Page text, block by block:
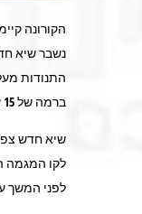
הקורונה
נשבר שיא
התנודות
ברמה של 15 שנחשבת גבוהה באופן יחסי.
שיא חדש
לקו המגמה
לפני המשך